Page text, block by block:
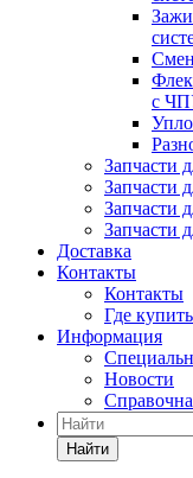
с
Запчасти
Запчасти
Запчасти
Запчасти
Доставка
Контакты
Контакты
Где
Информация
Новости
Найти